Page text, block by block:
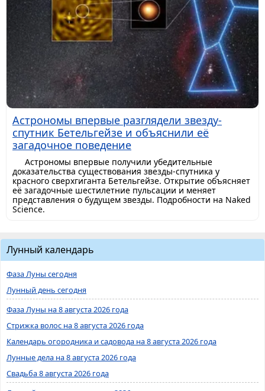
Астрономы впервые разглядели звезду-
спутник Бетельгейзе и объяснили её
загадочное поведение
Астрономы впервые получили убедительные
доказательства существования звезды-спутника у
красного сверхгиганта Бетельгейзе. Открытие объясняет
её загадочные шестилетние пульсации и меняет
представления о будущем звезды. Подробности на Naked
Science.
Лунный календарь
Фаза Луны сегодня
Лунный день сегодня
Фаза Луны на 8 августа 2026 года
Стрижка волос на 8 августа 2026 года
Календарь огородника и садовода на 8 августа 2026 года
Лунные дела на 8 августа 2026 года
Свадьба 8 августа 2026 года